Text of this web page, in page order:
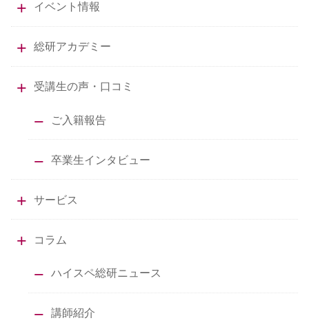
イベント情報
総研アカデミー
受講生の声・口コミ
ご入籍報告
卒業生インタビュー
サービス
コラム
ハイスペ総研ニュース
講師紹介